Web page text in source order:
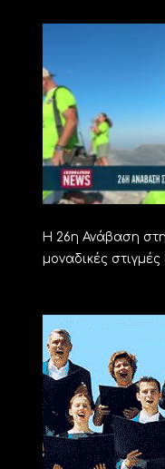
Η 26η Ανάβαση
μοναδικές